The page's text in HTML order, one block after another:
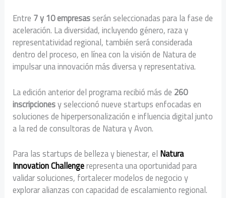
Entre 7 y 10 empresasserán seleccionadas para la fase de
aceleración. La diversidad, incluyendo género, raza y
representatividad regional, también será considerada
dentro del proceso, en línea con la visión de Natura de
impulsar una innovación más diversa y representativa.
La edición anterior del programa recibió más de 260
inscripcionesy seleccionó nueve startups enfocadas en
soluciones de hiperpersonalización e influencia digital junto
a la red de consultoras de Natura y Avon.
Para las startups de belleza y bienestar, el Natura
Innovation Challengerepresenta una oportunidad para
validar soluciones, fortalecer modelos de negocio y
explorar alianzas con capacidad de escalamiento regional.